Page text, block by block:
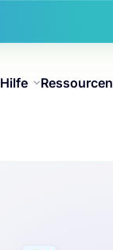
Hilfe Ressourcen